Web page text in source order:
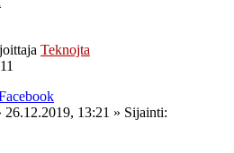
Teknojta
26.12.2019, 13:21 » Sijainti: